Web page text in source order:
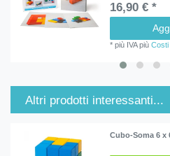
16,90 € *
*più IVApiùCosti
Altri prodotti interessanti...
Cubo-Soma 6 x